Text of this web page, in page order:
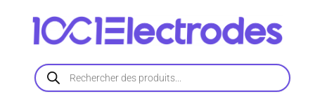
contenu
Recherche
de
produits